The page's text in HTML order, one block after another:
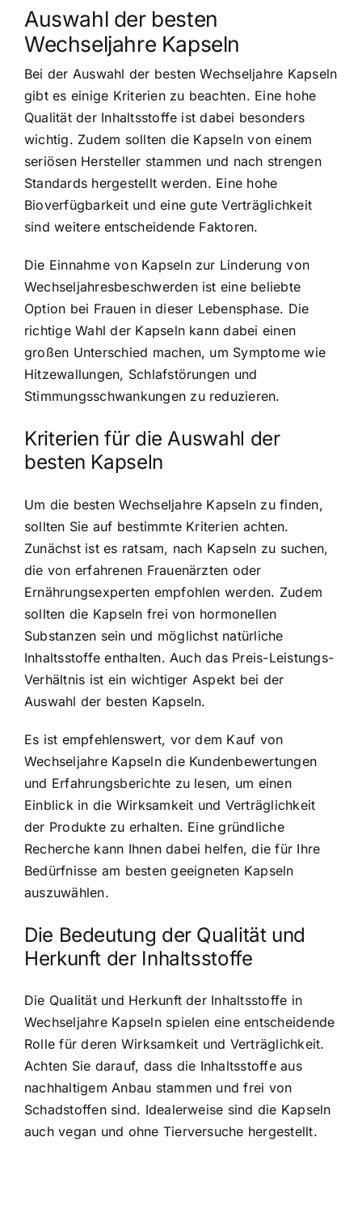
Auswahl der besten
Wechseljahre Kapseln
Bei der Auswahl der besten Wechseljahre Kapseln
gibt es einige Kriterien zu beachten. Eine hohe
Qualität der Inhaltsstoffe ist dabei besonders
wichtig. Zudem sollten die Kapseln von einem
seriösen Hersteller stammen und nach strengen
Standards hergestellt werden. Eine hohe
Bioverfügbarkeit und eine gute Verträglichkeit
sind weitere entscheidende Faktoren.
Die Einnahme von Kapseln zur Linderung von
Wechseljahresbeschwerden ist eine beliebte
Option bei Frauen in dieser Lebensphase. Die
richtige Wahl der Kapseln kann dabei einen
großen Unterschied machen, um Symptome wie
Hitzewallungen, Schlafstörungen und
Stimmungsschwankungen zu reduzieren.
Kriterien für die Auswahl der
besten Kapseln
Um die besten Wechseljahre Kapseln zu finden,
sollten Sie auf bestimmte Kriterien achten.
Zunächst ist es ratsam, nach Kapseln zu suchen,
die von erfahrenen Frauenärzten oder
Ernährungsexperten empfohlen werden. Zudem
sollten die Kapseln frei von hormonellen
Substanzen sein und möglichst natürliche
Inhaltsstoffe enthalten. Auch das Preis-Leistungs-
Verhältnis ist ein wichtiger Aspekt bei der
Auswahl der besten Kapseln.
Es ist empfehlenswert, vor dem Kauf von
Wechseljahre Kapseln die Kundenbewertungen
und Erfahrungsberichte zu lesen, um einen
Einblick in die Wirksamkeit und Verträglichkeit
der Produkte zu erhalten. Eine gründliche
Recherche kann Ihnen dabei helfen, die für Ihre
Bedürfnisse am besten geeigneten Kapseln
auszuwählen.
Die Bedeutung der Qualität und
Herkunft der Inhaltsstoffe
Die Qualität und Herkunft der Inhaltsstoffe in
Wechseljahre Kapseln spielen eine entscheidende
Rolle für deren Wirksamkeit und Verträglichkeit.
Achten Sie darauf, dass die Inhaltsstoffe aus
nachhaltigem Anbau stammen und frei von
Schadstoffen sind. Idealerweise sind die Kapseln
auch vegan und ohne Tierversuche hergestellt.